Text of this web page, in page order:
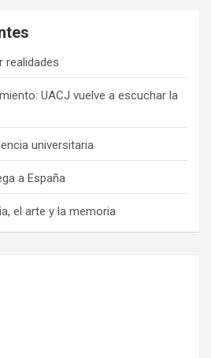
realidades
UACJ vuelve a escuchar la
universitaria
a España
el arte y la memoria